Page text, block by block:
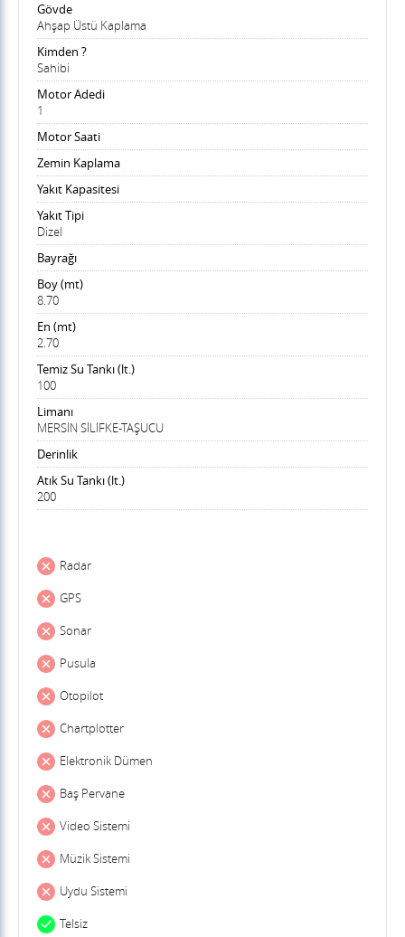
Gövde
Ahşap Üstü Kaplama
Kimden ?
Sahibi
Motor Adedi
1
Motor Saati
Zemin Kaplama
Yakıt Kapasitesi
Yakıt Tipi
Dizel
Bayrağı
Boy (mt)
8.70
En (mt)
2.70
Temiz Su Tankı (lt.)
100
Limanı
MERSİN SİLİFKE-TAŞUCU
Derinlik
Atık Su Tankı (lt.)
200
Radar
GPS
Sonar
Pusula
Otopilot
Chartplotter
Elektronik Dümen
Baş Pervane
Video Sistemi
Müzik Sistemi
Uydu Sistemi
Telsiz